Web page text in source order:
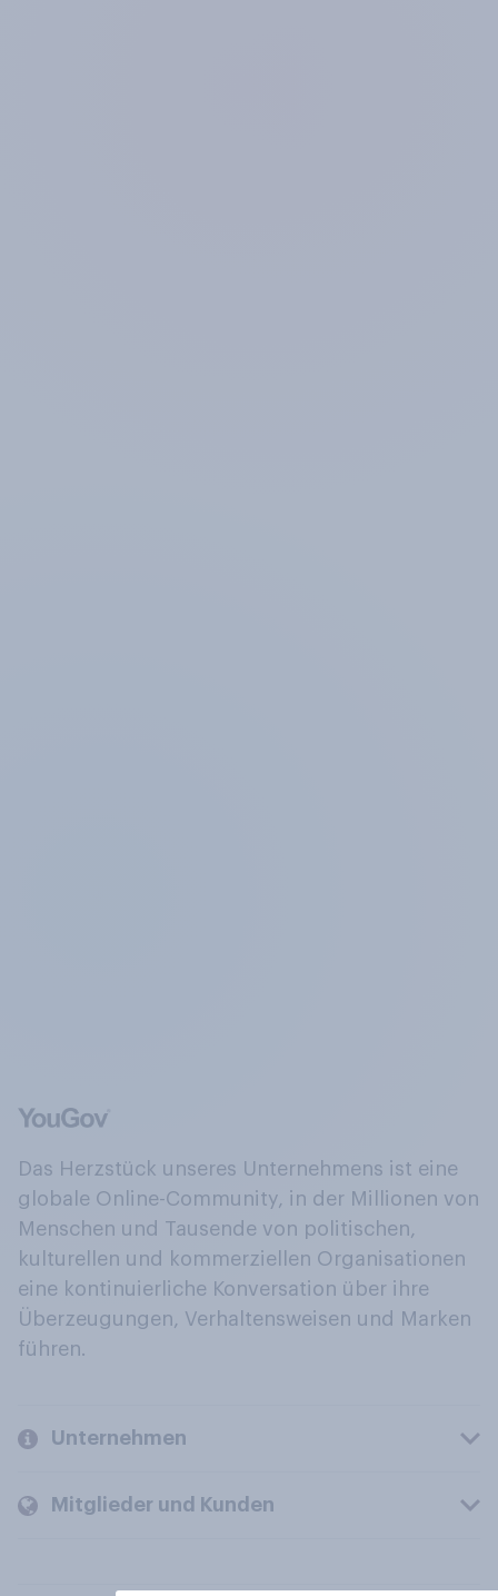
Das Herzstück unseres Unternehmens ist eine
globale Online-Community, in der Millionen von
Menschen und Tausende von politischen,
kulturellen und kommerziellen Organisationen
eine kontinuierliche Konversation über ihre
Überzeugungen, Verhaltensweisen und Marken
führen.
Unternehmen
Mitglieder und Kunden